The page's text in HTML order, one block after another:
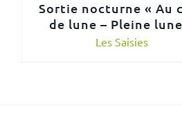
Sortie nocturne « Au
de lune – Pleine
Les Saisies